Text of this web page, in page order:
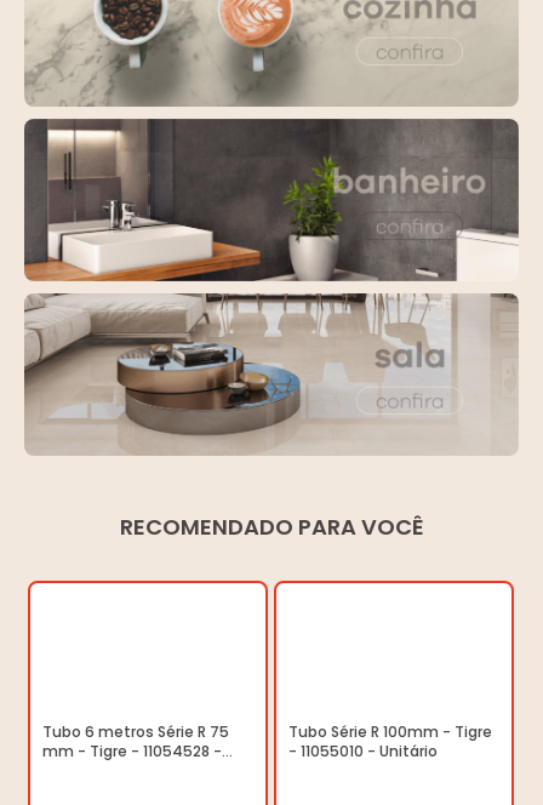
RECOMENDADO PARA VOCÊ
Tubo 6 metros Série R 75
mm - Tigre - 11054528 -
Tubo Série R 100mm - Tigre
- 11055010 - Unitário